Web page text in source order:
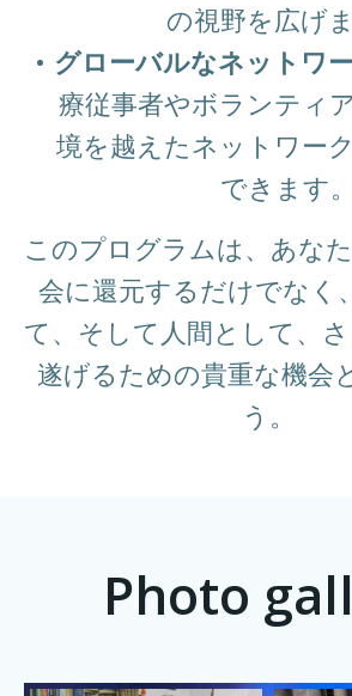
の視野を広げま
グローバルなネットワ
療従事者やボランティ
境を越えたネットワー
できます。
このプログラムは、あな
会に還元するだけでなく
て、そして人間として、
遂げるための貴重な機会
う。
Photo